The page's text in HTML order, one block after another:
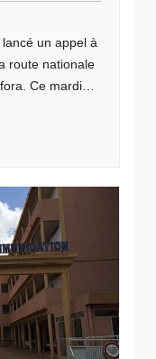
un appel à
route nationale
Ce mardi…